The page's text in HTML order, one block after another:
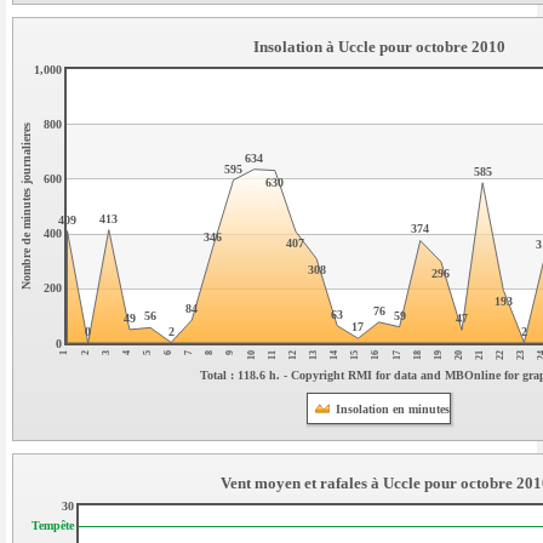
1 2 3 4 5 6 7 8 9 10 11 12 13 14 15 16 17 18 19 20 21 22 23
0
200
400
600
800
1,000
Nombre de minutes journalieres
Total : 118.6 h. - Copyright RMI for data and MBOnline for
409
0
413
49
56
2
84
346
595
634
630
407
308
63
17
76 59
374
296
47
585
193
2
Insolation en minutes
Insolation à Uccle pour octobre 2010
30
Tempête
Vent moyen et rafales à Uccle pour octobre